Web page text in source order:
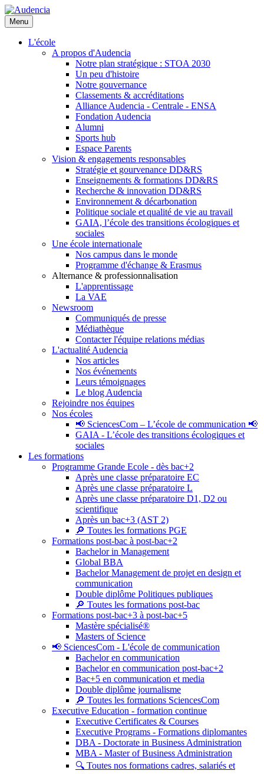
Aller
au
contenu
principal
Menu
L'école
A propos d'Audencia
Notre plan stratégique : STOA 2030
Un peu d'histoire
Notre gouvernance
Classements & accréditations
Alliance Audencia - Centrale - ENSA
Fondation Audencia
Alumni
Sports hub
Espace Parents
Vision & engagements responsables
Stratégie et gourvenance DD&RS
Enseignements & formations DD&RS
Recherche & innovation DD&RS
Environnement & décarbonation
Politique sociale et qualité de vie au travail
GAIA, l’école des transitions écologiques et
sociales
Une école internationale
Nos campus dans le monde
Programme d'échange & Erasmus
Alternance & professionnalisation
L'apprentissage
La VAE
Newsroom
Communiqués de presse
Médiathèque
Contacter l'équipe relations médias
L'actualité Audencia
Nos articles
Nos événements
Leurs témoignages
Le blog Audencia
Rejoindre nos équipes
Nos écoles
📢 SciencesCom – L’école de communication 📢
GAIA - L’école des transitions écologiques et
sociales
Les formations
Programme Grande Ecole - dès bac+2
Après une classe préparatoire EC
Après une classe préparatoire L
Après une classe préparatoire D1, D2 ou
scientifique
Après un bac+3 (AST 2)
🔎 Toutes les formations PGE
Formations post-bac à post-bac+2
Bachelor in Management
Global BBA
Bachelor Management de projet en design et
communication
Double diplôme Politiques publiques
🔎 Toutes les formations post-bac
Formations post-bac+3 à post-bac+5
Mastère spécialisé®
Masters of Science
📢 SciencesCom - L'école de communication
Bachelor en communication
Bachelor en communication post-bac+2
Bac+5 en communication et media
Double diplôme journalisme
🔎 Toutes les formations SciencesCom
Executive Education - formation continue
Executive Certificates & Courses
Executive Programs - Formations diplomantes
DBA - Doctorate in Business Administration
MBA - Master of Business Administration
🔍 Toutes nos formations cadres, salariés et